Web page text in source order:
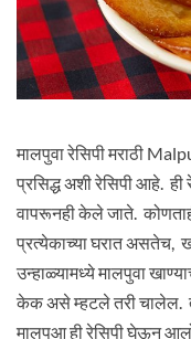
मालपुवा रेसिपी मराठी
प्रसिद्ध अशी रेसिपी आहे. ही
वापरूनही केले जाते.
प्रत्येकाच्या घरात असतेच,
उन्हाळ्यामध्ये मालपुवा
केक असे म्हटले तरी चालेल.
मालपुआ ही रेसिपी घेऊन